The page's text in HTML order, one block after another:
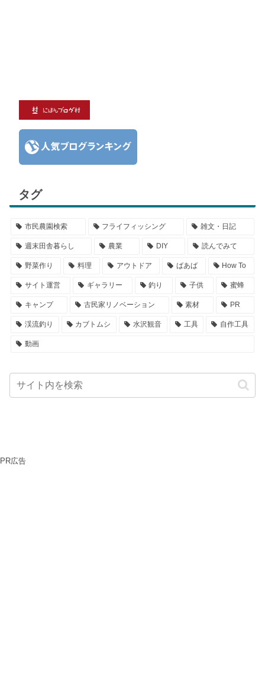
タグ
市民農園検索 フライフィッシング 雑文・日記
週末田舎暮らし 農業 DIY 読んでみて
野菜作り 料理 アウトドア ばあば How To
サイト運営 ギャラリー 釣り 子供 蜜蜂
キャンプ 古民家リノベーション 素材 PR
渓流釣り カブトムシ 水沢観音 工具 自作工具
動画
PR広告